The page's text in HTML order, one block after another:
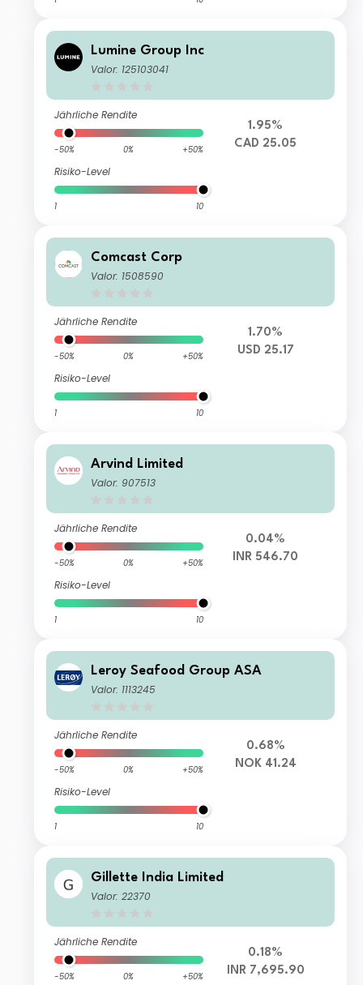
Lumine Group Inc
Valor: 125103041
Jährliche Rendite
-50% 0% +50%
Risiko-Level
1 10
1.95%
CAD 25.05
Comcast Corp
Valor: 1508590
Jährliche Rendite
-50% 0% +50%
Risiko-Level
1 10
1.70%
USD 25.17
Arvind Limited
Valor: 907513
Jährliche Rendite
-50% 0% +50%
Risiko-Level
1 10
0.04%
INR 546.70
Leroy Seafood Group ASA
Valor: 1113245
Jährliche Rendite
-50% 0% +50%
Risiko-Level
1 10
0.68%
NOK 41.24
Gillette India Limited
Valor: 22370
Jährliche Rendite
-50% 0% +50%
0.18%
INR 7,695.90